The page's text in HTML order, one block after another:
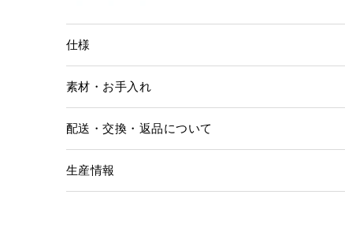
仕様
素材・お手入れ
配送・交換・返品について
生産情報